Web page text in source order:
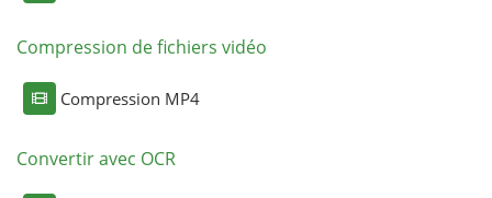
Compression de fichiers vidéo
Compression MP4
Convertir avec OCR